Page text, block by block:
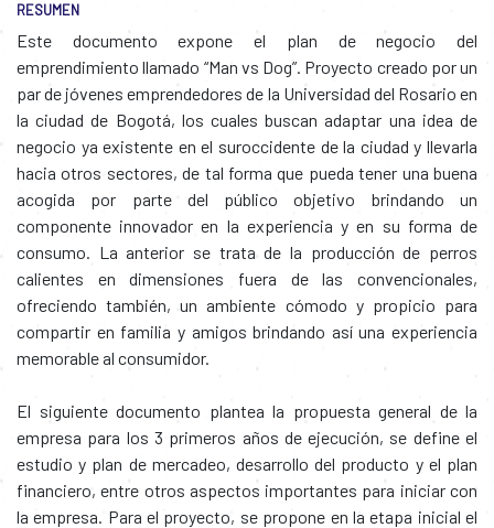
RESUMEN
Este documento expone el plan de negocio del
emprendimiento llamado “Man vs Dog”. Proyecto creado por un
par de jóvenes emprendedores de la Universidad del Rosario en
la ciudad de Bogotá, los cuales buscan adaptar una idea de
negocio ya existente en el suroccidente de la ciudad y llevarla
hacia otros sectores, de tal forma que pueda tener una buena
acogida por parte del público objetivo brindando un
componente innovador en la experiencia y en su forma de
consumo. La anterior se trata de la producción de perros
calientes en dimensiones fuera de las convencionales,
ofreciendo también, un ambiente cómodo y propicio para
compartir en familia y amigos brindando así una experiencia
memorable al consumidor.
El siguiente documento plantea la propuesta general de la
empresa para los 3 primeros años de ejecución, se define el
estudio y plan de mercadeo, desarrollo del producto y el plan
financiero, entre otros aspectos importantes para iniciar con
la empresa. Para el proyecto, se propone en la etapa inicial el